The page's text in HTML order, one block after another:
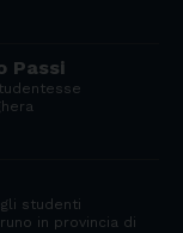
Passi
studenti
in provincia di